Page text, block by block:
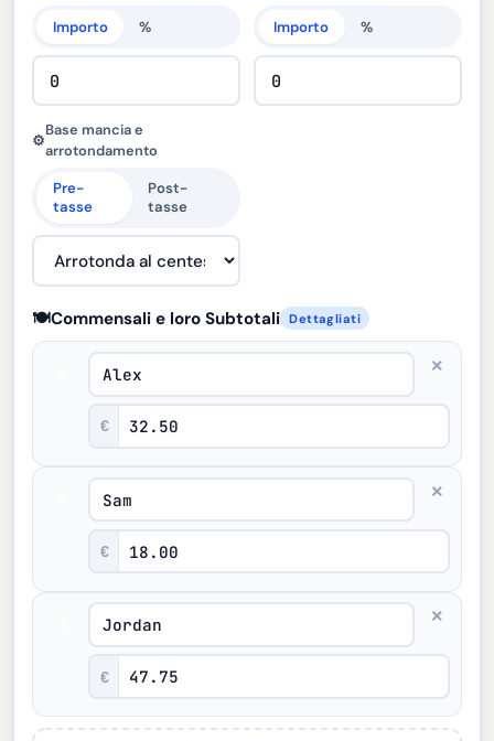
Importo % Importo %
⚙️
Base mancia e
arrotondamento
Pre-
tasse
Post-
tasse
🍽️Commensali e loro Subtotali Dettagliati
€
×
€
×
€
×